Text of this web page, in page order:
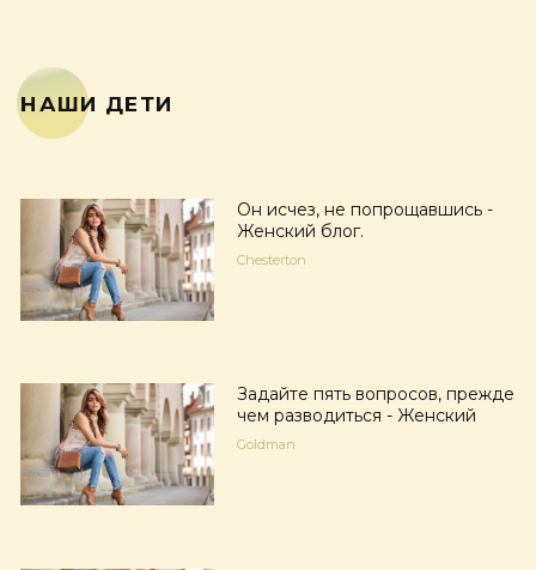
НАШИ ДЕТИ
Он исчез, не попрощавшись -
Женский блог.
Chesterton
Задайте пять вопросов, прежде
чем разводиться - Женский
Goldman